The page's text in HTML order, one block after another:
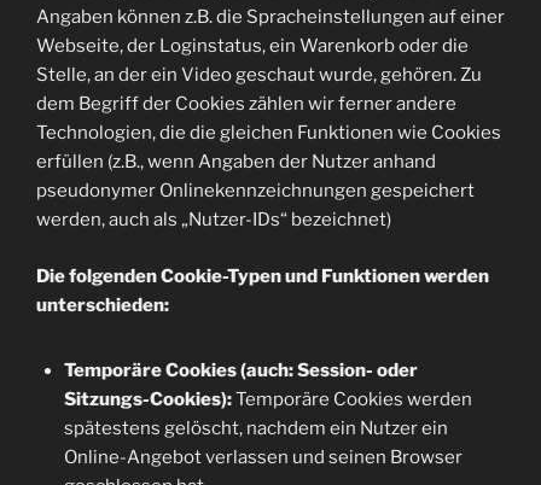
Angaben können z.B. die Spracheinstellungen auf einer
Webseite, der Loginstatus, ein Warenkorb oder die
Stelle, an der ein Video geschaut wurde, gehören. Zu
dem Begriff der Cookies zählen wir ferner andere
Technologien, die die gleichen Funktionen wie Cookies
erfüllen (z.B., wenn Angaben der Nutzer anhand
pseudonymer Onlinekennzeichnungen gespeichert
werden, auch als „Nutzer-IDs“ bezeichnet)
Die folgenden Cookie-Typen und Funktionen werden
unterschieden:
Temporäre Cookies (auch: Session- oder
Sitzungs-Cookies):Temporäre Cookies werden
spätestens gelöscht, nachdem ein Nutzer ein
Online-Angebot verlassen und seinen Browser